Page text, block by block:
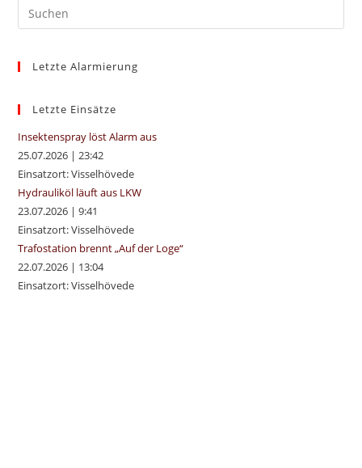
Letzte Alarmierung
Letzte Einsätze
Insektenspray löst Alarm aus
25.07.2026 |23:42
Einsatzort: Visselhövede
Hydrauliköl läuft aus LKW
23.07.2026 |9:41
Einsatzort: Visselhövede
Trafostation brennt „Auf der Loge“
22.07.2026 | 13:04
Einsatzort: Visselhövede